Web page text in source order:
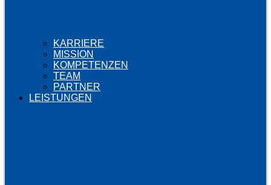
KARRIERE
MISSION
KOMPETENZEN
TEAM
PARTNER
LEISTUNGEN